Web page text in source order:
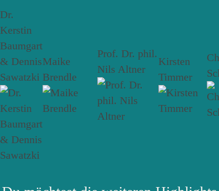
Dr.
Kerstin
Baumgart
& Dennis
Sawatzki
Maike
Brendle
Prof. Dr. phil.
Nils Altner
Kirsten
Timmer